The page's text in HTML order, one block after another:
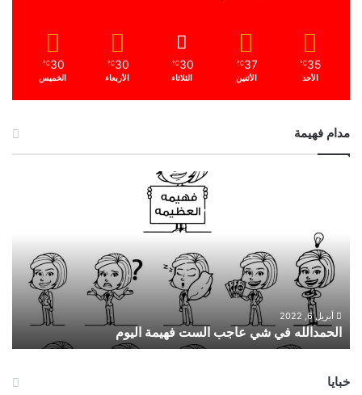
35
℃
الأحد
37
℃
الأثنين
30
℃
الثلاثاء
30
℃
الأربعاء
30
℃
الخميس
مدام فهيمة
ي
ي
أبريل 6, 2022
الحمدالله في شي عاجب الست فهيمة اليوم
خبايا